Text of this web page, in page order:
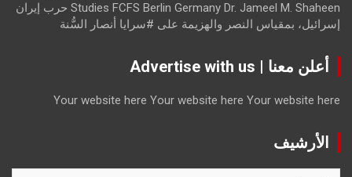
Studies FCFS Berlin Germany Dr. Jameel M. Shaheen حرب إيران
إسرائيل، بمقياس النصر والهزيمة على #سرايا أنصار السُّنة
أعلن معنا | Advertise with us
Your website here Your website here Your website here
الأرشيف